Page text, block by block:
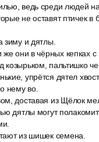
ведь среди людей
не оставят птичек в
зиму и дятлы.
они в чёрных кепках с
козырьком, пальтишко
упрётся дятел
нему во.
доставая из Щёлок
дятлы могут
из шишек семена.